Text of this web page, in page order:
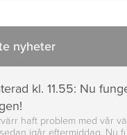
nyheter
kl. 11.55: Nu
haft problem med vår
igår eftermiddag. Nu